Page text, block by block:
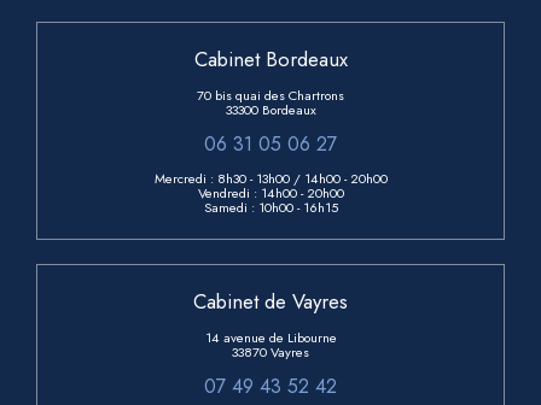
Cabinet Bordeaux
70 bis quai des Chartrons
33300 Bordeaux
06 31 05 06 27
Mercredi : 8h30 - 13h00 / 14h00 - 20h00
Vendredi : 14h00 - 20h00
Samedi : 10h00 - 16h15
Cabinet de Vayres
14 avenue de Libourne
33870 Vayres
07 49 43 52 42